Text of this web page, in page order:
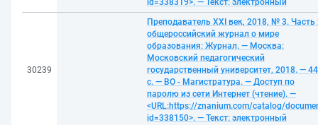
id=338319>. — Текст: электронный
30239
Преподаватель XXI век, 2018, № 3. Часть
общероссийский журнал о мире
образования: Журнал. — Москва:
Московский педагогический
государственный университет, 2018. —
с. — ВО - Магистратура. — Доступ по
паролю из сети Интернет (чтение). —
<URL:https://znanium.com/catalog/
id=338150>. — Текст: электронный